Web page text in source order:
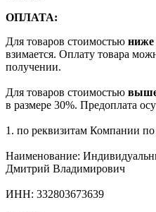
ОПЛАТА:
Для товаров стоимостью ниже
взимается. Оплату товара
получении.
Для товаров стоимостью выше
в размере 30%. Предоплата
1. по реквизитам Компании
Наименование:
Дмитрий Владимирович
ИНН: 332803673639